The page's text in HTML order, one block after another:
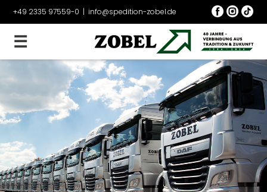
+49 2335 97559-0 | info@spedition-zobel.de
☰